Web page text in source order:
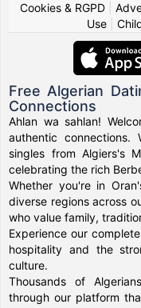
Cookies & RGPD|
Use
Free Algerian
Connections
Ahlan wa sahlan!
authentic connections.
singles from Algiers's
celebrating the rich
Whether you're in
diverse regions across
who value family,
Experience our
hospitality and the
culture.
Thousands of
through our platform